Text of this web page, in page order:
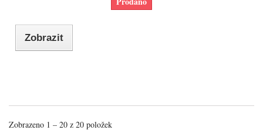
Zobrazit
Zobrazeno 1 – 20 z 20 položek